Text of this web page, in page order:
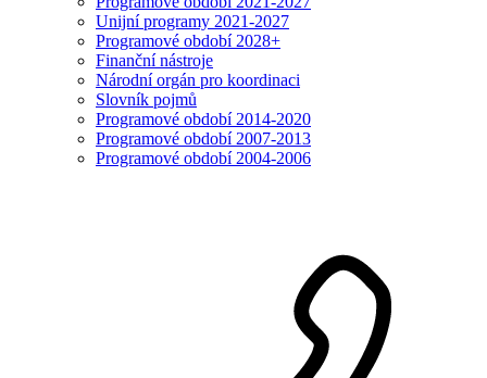
Unijní programy 2021-2027
Programové období 2028+
Finanční nástroje
Národní orgán pro koordinaci
Slovník pojmů
Programové období 2014-2020
Programové období 2007-2013
Programové období 2004-2006